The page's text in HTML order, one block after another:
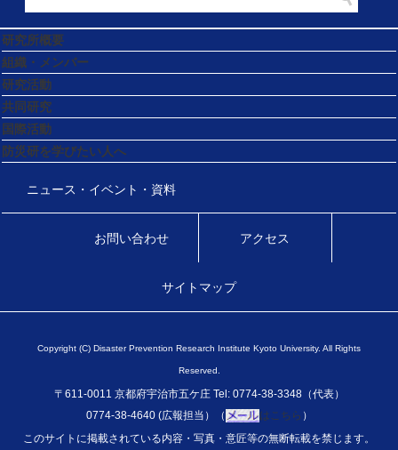
研究所概要
組織・メンバー
研究活動
共同研究
国際活動
防災研を学びたい人へ
ニュース・イベント・資料
お問い合わせ アクセス
サイトマップ
Copyright (C) Disaster Prevention Research Institute Kyoto University. All Rights
Reserved.
〒611-0011 京都府宇治市五ケ庄 Tel: 0774-38-3348（代表）
0774-38-4640 (広報担当）（
はこちら ）
このサイトに掲載されている内容・写真・意匠等の無断転載を禁じます。